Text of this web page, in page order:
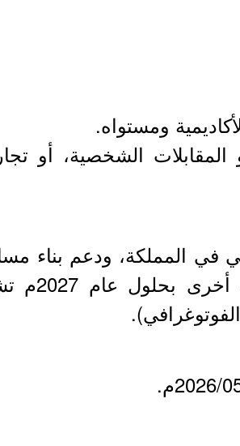
ومستواه.
الشخصية، أو
المملكة، ودعم بناء
أكاديمية